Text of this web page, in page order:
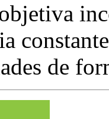
de